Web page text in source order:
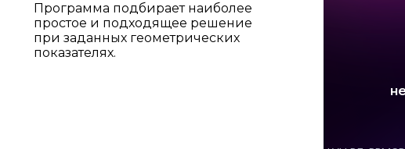
Программа подбирает наиболее
простое и подходящее решение
при заданных геометрических
показателях.